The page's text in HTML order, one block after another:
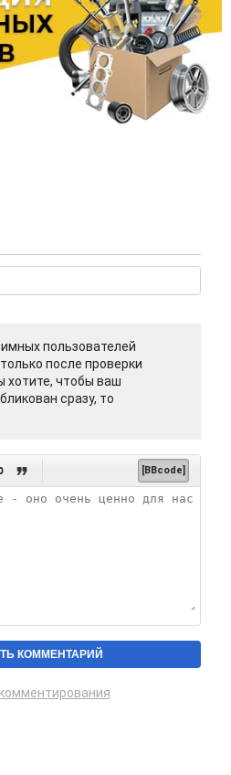
пользователей
после проверки
хотите, чтобы ваш
сразу, то
 [BBcode]